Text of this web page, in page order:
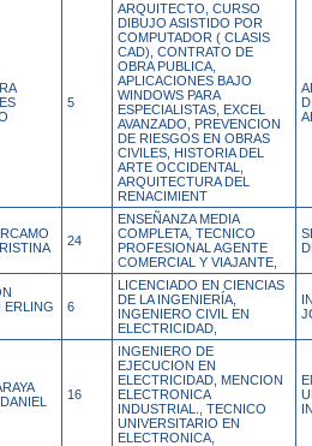
5
ARQUITECTO, CURSO
DIBUJO ASISTIDO POR
COMPUTADOR ( CLASIS
CAD), CONTRATO DE
OBRA PUBLICA,
APLICACIONES BAJO
WINDOWS PARA
ESPECIALISTAS, EXCEL
AVANZADO, PREVENCION
DE RIESGOS EN OBRAS
CIVILES, HISTORIA DEL
ARTE OCCIDENTAL,
ARQUITECTURA DEL
RENACIMIENT
24
ENSEÑANZA MEDIA
COMPLETA, TECNICO
PROFESIONAL AGENTE
COMERCIAL Y VIAJANTE,
ERLING
6
LICENCIADO EN CIENCIAS
DE LA INGENIERÍA,
INGENIERO CIVIL EN
ELECTRICIDAD,
16
INGENIERO DE
EJECUCION EN
ELECTRICIDAD, MENCION
ELECTRONICA
INDUSTRIAL., TECNICO
UNIVERSITARIO EN
ELECTRONICA,